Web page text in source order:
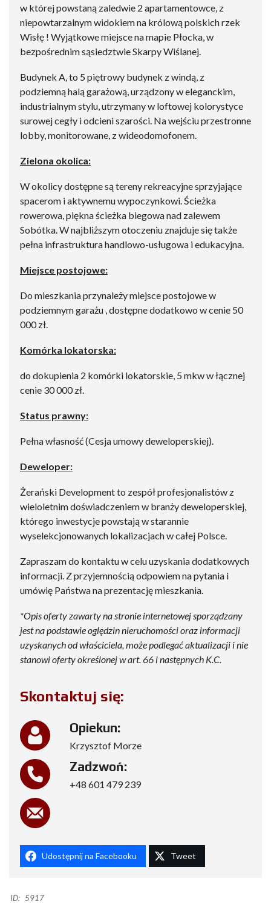
w której powstaną zaledwie 2 apartamentowce, z
niepowtarzalnym widokiem na królową polskich rzek
Wisłę ! Wyjątkowe miejsce na mapie Płocka, w
bezpośrednim sąsiedztwie Skarpy Wiślanej.
Budynek A, to 5 piętrowy budynek z windą, z
podziemną halą garażową, urządzony w eleganckim,
industrialnym stylu, utrzymany w loftowej kolorystyce
surowej cegły i odcieni szarości. Na wejściu przestronne
lobby, monitorowane, z wideodomofonem.
Zielona okolica:
W okolicy dostępne są tereny rekreacyjne sprzyjające
spacerom i aktywnemu wypoczynkowi. Ścieżka
rowerowa, piękna ścieżka biegowa nad zalewem
Sobótka. W najbliższym otoczeniu znajduje się także
pełna infrastruktura handlowo-usługowa i edukacyjna.
Miejsce postojowe:
Do mieszkania przynależy miejsce postojowe w
podziemnym garażu , dostępne dodatkowo w cenie 50
000 zł.
Komórka lokatorska:
do dokupienia 2 komórki lokatorskie, 5 mkw w łącznej
cenie 30 000 zł.
Status prawny:
Pełna własność (Cesja umowy deweloperskiej).
Deweloper:
Żerański Development to zespół profesjonalistów z
wieloletnim doświadczeniem w branży deweloperskiej,
którego inwestycje powstają w starannie
wyselekcjonowanych lokalizacjach w całej Polsce.
Zapraszam do kontaktu w celu uzyskania dodatkowych
informacji. Z przyjemnością odpowiem na pytania i
umówię Państwa na prezentację mieszkania.
*Opis oferty zawarty na stronie internetowej sporządzany
jest na podstawie oględzin nieruchomości oraz informacji
uzyskanych od właściciela, może podlegać aktualizacji i nie
stanowi oferty określonej w art. 66 i następnych K.C.
Skontaktuj się:
Opiekun:
Krzysztof Morze
Zadzwoń:
+48 601 479 239
Udostępnij na Facebooku Tweet
ID: 5917